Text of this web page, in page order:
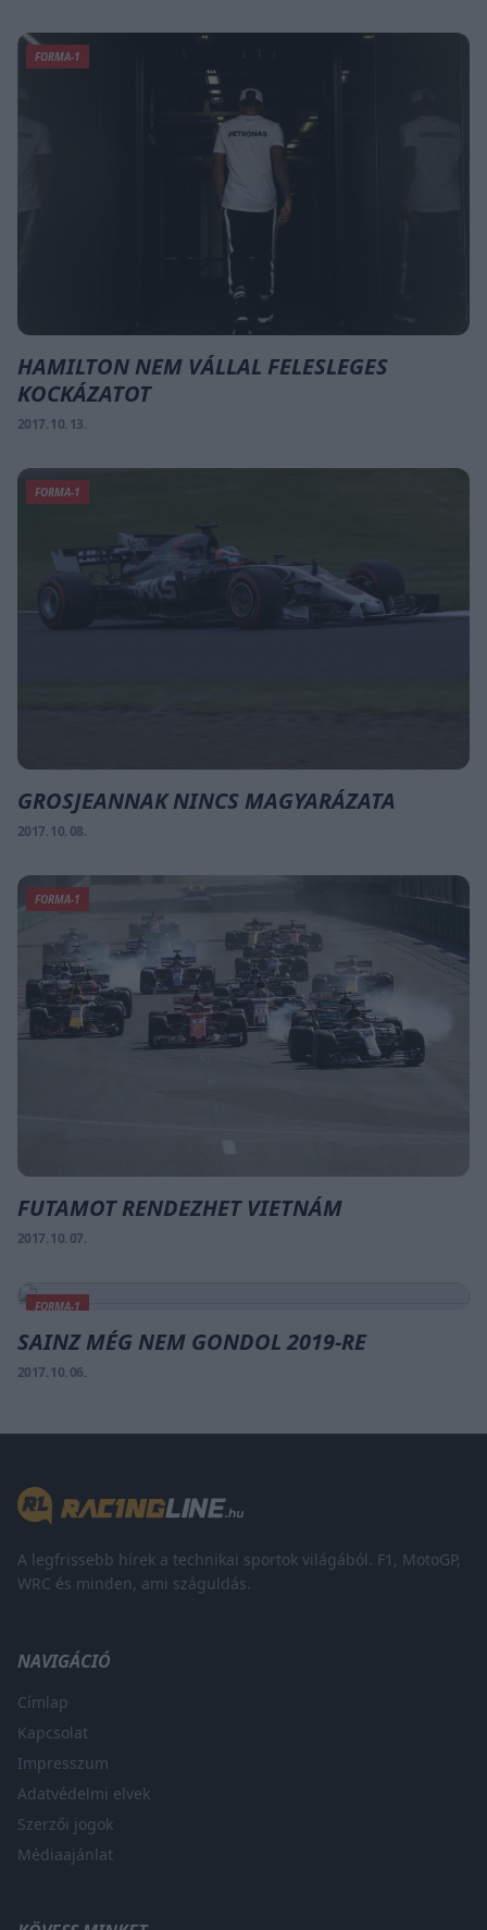
FORMA-1
HAMILTON NEM VÁLLAL FELESLEGES
KOCKÁZATOT
2017. 10. 13.
FORMA-1
GROSJEANNAK NINCS MAGYARÁZATA
2017. 10. 08.
FORMA-1
FUTAMOT RENDEZHET VIETNÁM
2017. 10. 07.
FORMA-1
SAINZ MÉG NEM GONDOL 2019-RE
2017. 10. 06.
A legfrissebb hírek a technikai sportok világából. F1, MotoGP,
WRC és minden, ami száguldás.
NAVIGÁCIÓ
Címlap
Kapcsolat
Impresszum
Adatvédelmi elvek
Szerzői jogok
Médiaajánlat